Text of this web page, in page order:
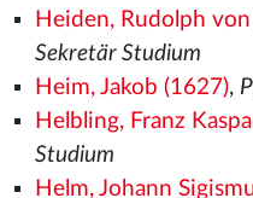
Heiden, Rudolph von
Sekretär Studium
Heim, Jakob (1627),
Helbling, Franz
Studium
Helm, Johann